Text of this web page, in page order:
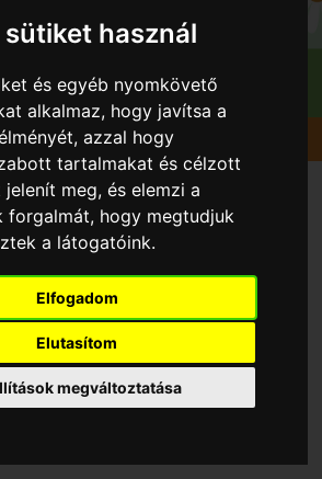
használ
és egyéb nyomkövető
alkalmaz, hogy javítsa a
azzal hogy
tartalmakat és célzott
meg, és elemzi a
forgalmát, hogy megtudjuk
a látogatóink.
Elfogadom
Elutasítom
megváltoztatása
Regina